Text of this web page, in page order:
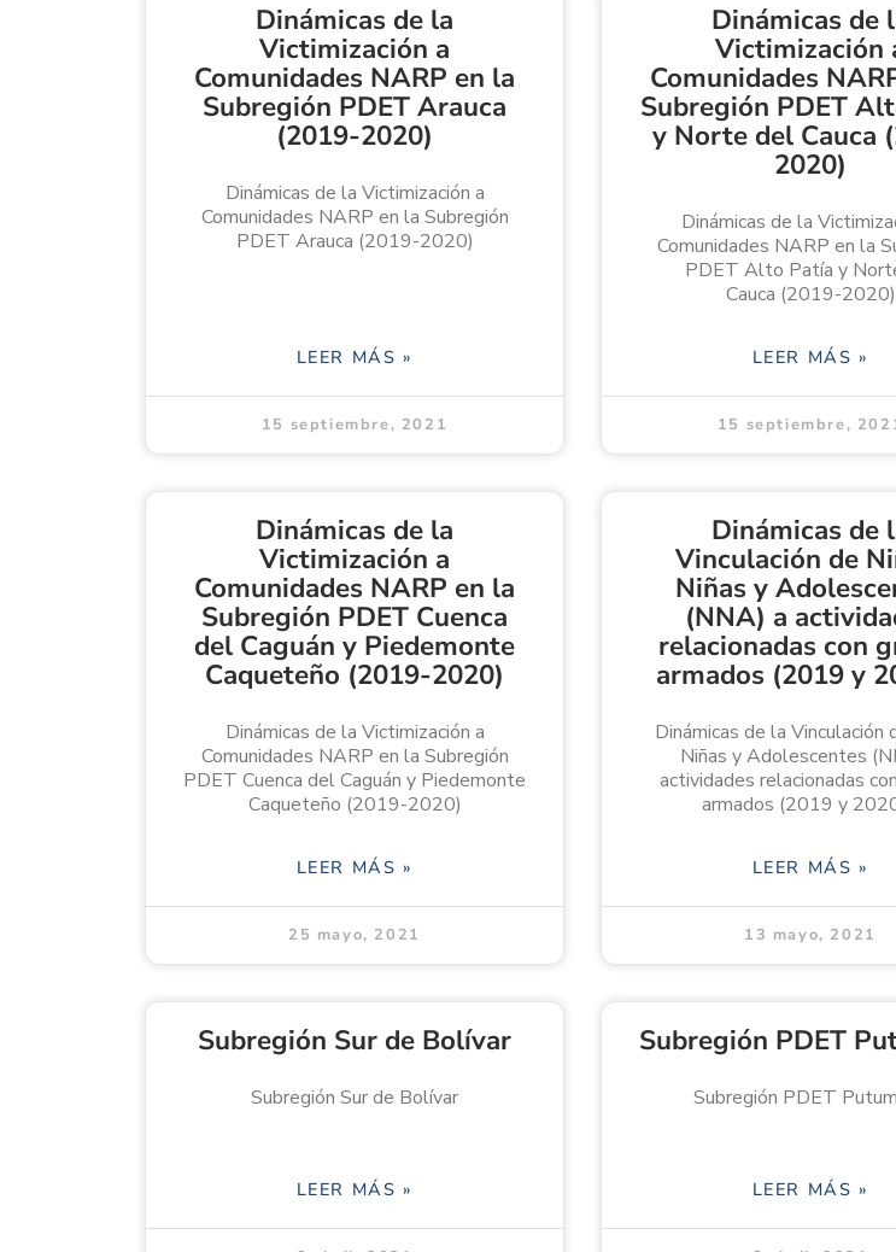
Dinámicas de la
Victimización a
Comunidades NARP en la
Subregión PDET Arauca
(2019-2020)
Dinámicas de la Victimización a
Comunidades NARP en la Subregión
PDET Arauca (2019-2020)
LEER MÁS »
15 septiembre, 2021
Dinámicas de
Victimización
Comunidades
Subregión PDET
y Norte del Cauca
2020)
Dinámicas de la
Comunidades NARP en la
PDET Alto Patía y
Cauca (2019-2020)
LEER MÁS »
15 septiembre,
Dinámicas de la
Victimización a
Comunidades NARP en la
Subregión PDET Cuenca
del Caguán y Piedemonte
Caqueteño (2019-2020)
Dinámicas de la Victimización a
Comunidades NARP en la Subregión
PDET Cuenca del Caguán y Piedemonte
Caqueteño (2019-2020)
LEER MÁS »
25 mayo, 2021
Dinámicas de
Vinculación de
Niñas y
(NNA) a
relacionadas con
armados (2019 y
Dinámicas de la Vinculación
Niñas y Adolescentes
actividades relacionadas
armados (2019 y
LEER MÁS »
13 mayo, 2021
Subregión Sur de Bolívar
Subregión Sur de Bolívar
LEER MÁS »
Subregión PDET
Subregión PDET
LEER MÁS »